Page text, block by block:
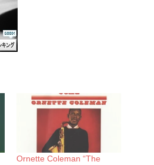
Ornette Coleman “The